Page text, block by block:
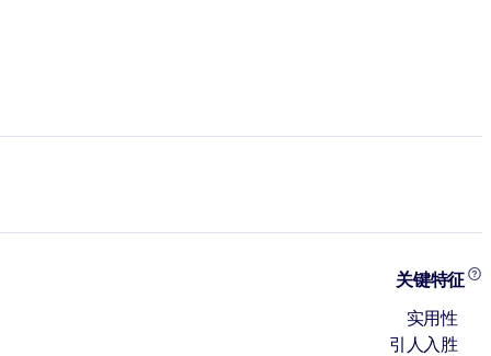
关键特征
实用性
引人入胜